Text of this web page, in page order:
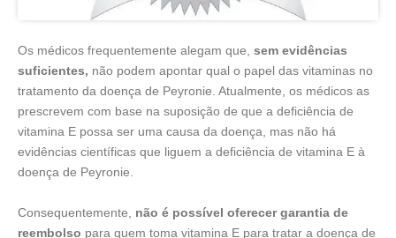
Os médicos frequentemente alegam que, sem evidências
suficientes, não podem apontar qual o papel das vitaminas no
tratamento da doença de Peyronie. Atualmente, os médicos as
prescrevem com base na suposição de que a deficiência de
vitamina E possa ser uma causa da doença, mas não há
evidências científicas que liguem a deficiência de vitamina E à
doença de Peyronie.
Consequentemente, não é possível oferecer garantia de
reembolso para quem toma vitamina E para tratar a doença de